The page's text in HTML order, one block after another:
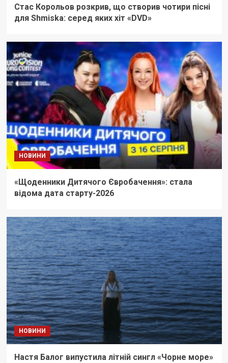
Стас Корольов розкрив, що створив чотири пісні
для Shmiska: серед яких хіт «DVD»
НОВИНИ
«Щоденники Дитячого Євробачення»: стала
відома дата старту-2026
НОВИНИ
Настя Балог випустила літній сингл «Чорне море»